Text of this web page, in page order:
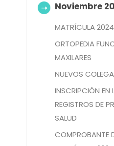
Noviembre
MATRÍCULA 2024
ORTOPEDIA
MAXILARES
NUEVOS
INSCRIPCIÓN EN
REGISTROS DE
SALUD
COMPROBANTE